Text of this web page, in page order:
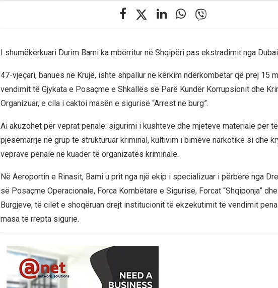
I shumëkërkuari Durim Bami ka mbërritur në Shqipëri pas ekstradimit nga
47-vjeçari, banues në Krujë, ishte shpallur në kërkim ndërkombëtar që prej 15
vendimit të Gjykata e Posaçme e Shkallës së Parë Kundër Korrupsionit dhe
Organizuar, e cila i caktoi masën e sigurisë “Arrest në burg”.
Ai akuzohet për veprat penale: sigurimi i kushteve dhe mjeteve materiale për
pjesëmarrje në grup të strukturuar kriminal, kultivim i bimëve narkotike si dhe
veprave penale në kuadër të organizatës kriminale.
Në Aeroportin e Rinasit, Bami u prit nga një ekip i specializuar i përbërë nga
së Posaçme Operacionale, Forca Kombëtare e Sigurisë, Forcat “Shqiponja”
Burgjeve, të cilët e shoqëruan drejt institucionit të ekzekutimit të vendimit
masa të rrepta sigurie.